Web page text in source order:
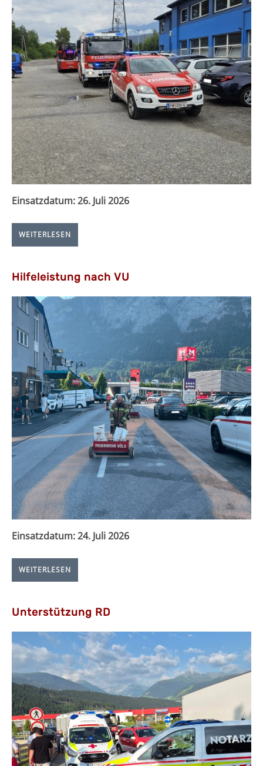
Einsatzdatum:26. Juli 2026
WEITERLESEN
Hilfeleistung nach VU
Einsatzdatum:24. Juli 2026
WEITERLESEN
Unterstützung RD